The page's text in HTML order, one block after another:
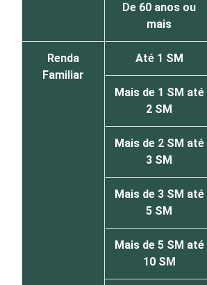
De 60 anos ou
mais
Renda
Familiar
Até 1 SM
Mais de 1 SM até
2 SM
Mais de 2 SM até
3 SM
Mais de 3 SM até
5 SM
Mais de 5 SM até
10 SM